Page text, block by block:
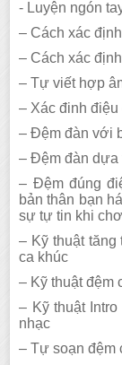
- Luyện ngón
– Cách xác
– Cách xác
– Tự viết hợp
– Xác đinh điệu
– Đệm đàn với
– Đệm đàn dựa
– Đệm đúng
bản thân bạn
sự tự tin khi
– Kỹ thuật tăng
ca khúc
– Kỹ thuật đệm
– Kỹ thuật
nhạc
– Tự soạn đệm